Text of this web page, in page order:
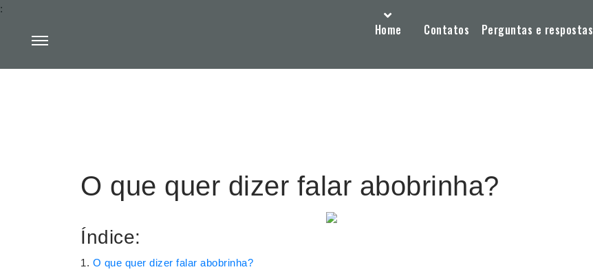
Home Contatos Perguntas e respostas
:
O que quer dizer falar abobrinha?
Índice:
O que quer dizer falar abobrinha?